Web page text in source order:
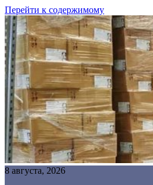
Перейти к содержимому
8 августа, 2026